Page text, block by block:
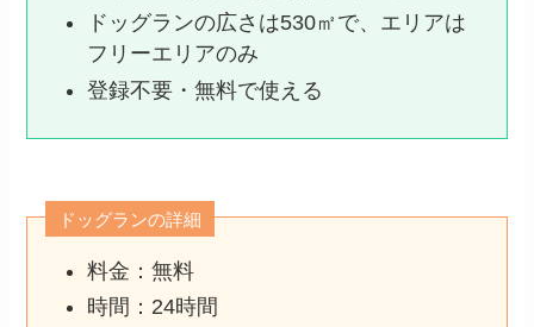
ドッグランの広さは530㎡で、エリアは
フリーエリアのみ
登録不要・無料で使える
ドッグランの詳細
料金：無料
時間：24時間